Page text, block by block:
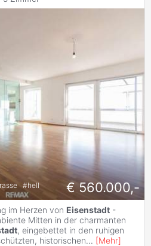
#hell € 560.000,-
im Herzen von Eisenstadt -
Mitten in der charmanten
, eingebettet in den ruhigen
historischen... [Mehr]